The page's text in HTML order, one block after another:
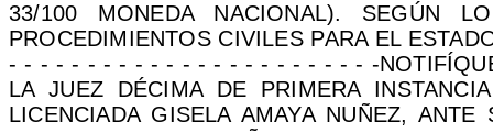
33/100 MONEDA NACIONAL). SEGÚN
PROCEDIMIENTOS CIVILES PARA EL
- - - - - - - - - - - - - - - - - - - - - - - -
LA JUEZ DÉCIMA DE PRIMERA
LICENCIADA GISELA AMAYA NUÑEZ,